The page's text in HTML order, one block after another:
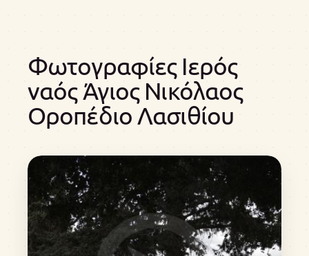
Φωτογραφίες Ιερός
ναός Άγιος Νικόλαος
Οροπέδιο Λασιθίου